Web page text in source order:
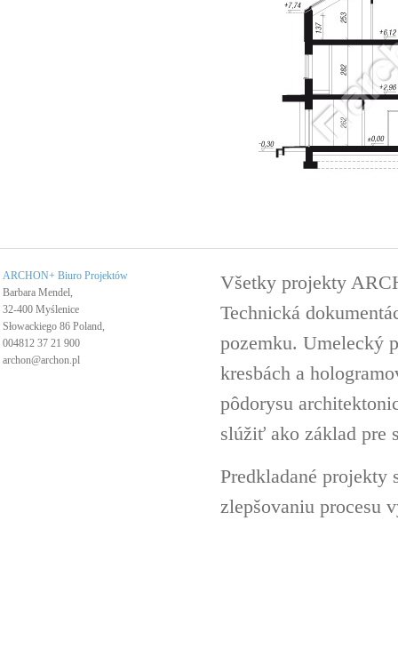
ARCHON+ Biuro Projektów
Barbara Mendel,
32-400 Myślenice
Słowackiego 86 Poland,
004812 37 21 900
archon@archon.pl
Všetky projekty
Technická
pozemku. Umelecký
kresbách a
pôdorysu
slúžiť ako základ pre
Predkladané
zlepšovaniu procesu